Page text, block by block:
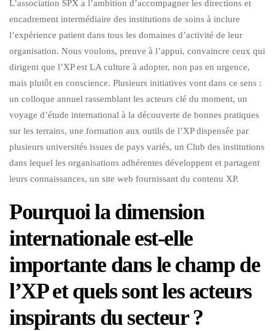
L’association SPX a l’ambition d’accompagner les directions et
encadrement intermédiaire des institutions de soins à inclure
l’expérience patient dans tous les domaines d’activité de leur
organisation. Nous voulons, preuve à l’appui, convaincre ceux qui
dirigent que l’XP est LA culture à adopter, non pas en urgence,
mais plutôt en conscience. Plusieurs initiatives vont dans ce sens :
un colloque annuel rassemblant les acteurs clé du moment, un
voyage d’étude international à la découverte de bonnes pratiques
sur les terrains, une formation aux outils de l’XP dispensée par
plusieurs universités issues de pays variés, un Club des institutions
dans lequel les organisations adhérentes développent et partagent
leurs connaissances, un site web fournissant du contenu XP.
Pourquoi la dimension
internationale est-elle
importante dans le champ de
l’XP et quels sont les acteurs
inspirants du secteur ?